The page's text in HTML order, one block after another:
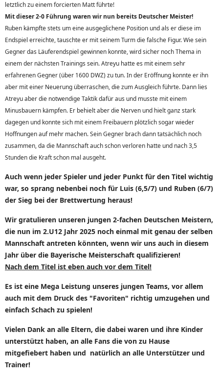
letztlich zu einem forcierten Matt führte!
Mit dieser 2-0 Führung waren wir nun bereits Deutscher Meister!
Ruben kämpfte stets um eine ausgeglichene Position und als er diese im
Endspiel erreichte, tauschte er mit seinem Turm die falsche Figur. Wie sein
Gegner das Läuferendspiel gewinnen konnte, wird sicher noch Thema in
einem der nächsten Trainings sein. Atreyu hatte es mit einem sehr
erfahrenen Gegner (über 1600 DWZ) zu tun. In der Eröffnung konnte er ihn
aber mit einer Neuerung überraschen, die zum Ausgleich führte. Dann lies
Atreyu aber die notwendige Taktik dafür aus und musste mit einem
Minusbauern kämpfen. Er behielt aber die Nerven und hielt ganz stark
dagegen und konnte sich mit einem Freibauern plötzlich sogar wieder
Hoffnungen auf mehr machen. Sein Gegner brach dann tatsächlich noch
zusammen, da die Mannschaft auch schon verloren hatte und nach 3,5
Stunden die Kraft schon mal ausgeht.
Auch wenn jeder Spieler und jeder Punkt für den Titel wichtig
war, so sprang nebenbei noch für Luis (6,5/7) und Ruben (6/7)
der Sieg bei der Brettwertung heraus!
Wir gratulieren unseren jungen 2-fachen Deutschen Meistern,
die nun im 2.U12 Jahr 2025 noch einmal mit genau der selben
Mannschaft antreten könnten, wenn wir uns auch in diesem
Jahr über die Bayerische Meisterschaft qualifizieren!
Nach dem Titel ist eben auch vor dem Titel!
Es ist eine Mega Leistung unseres jungen Teams, vor allem
auch mit dem Druck des "Favoriten" richtig umzugehen und
einfach Schach zu spielen!
Vielen Dank an alle Eltern, die dabei waren und ihre Kinder
unterstützt haben, an alle Fans die von zu Hause
mitgefiebert haben und natürlich an alle Unterstützer und
Trainer!